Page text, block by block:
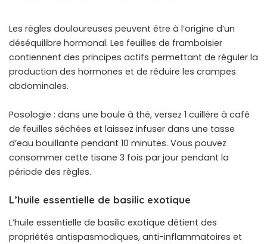
Les règles douloureuses peuvent être à l’origine d’un
déséquilibre hormonal. Les feuilles de framboisier
contiennent des principes actifs permettant de réguler la
production des hormones et de réduire les crampes
abdominales.
Posologie : dans une boule à thé, versez 1 cuillère à café
de feuilles séchées et laissez infuser dans une tasse
d’eau bouillante pendant 10 minutes. Vous pouvez
consommer cette tisane 3 fois par jour pendant la
période des règles.
L’huile essentielle de basilic exotique
L’huile essentielle de basilic exotique détient des
propriétés antispasmodiques, anti-inflammatoires et